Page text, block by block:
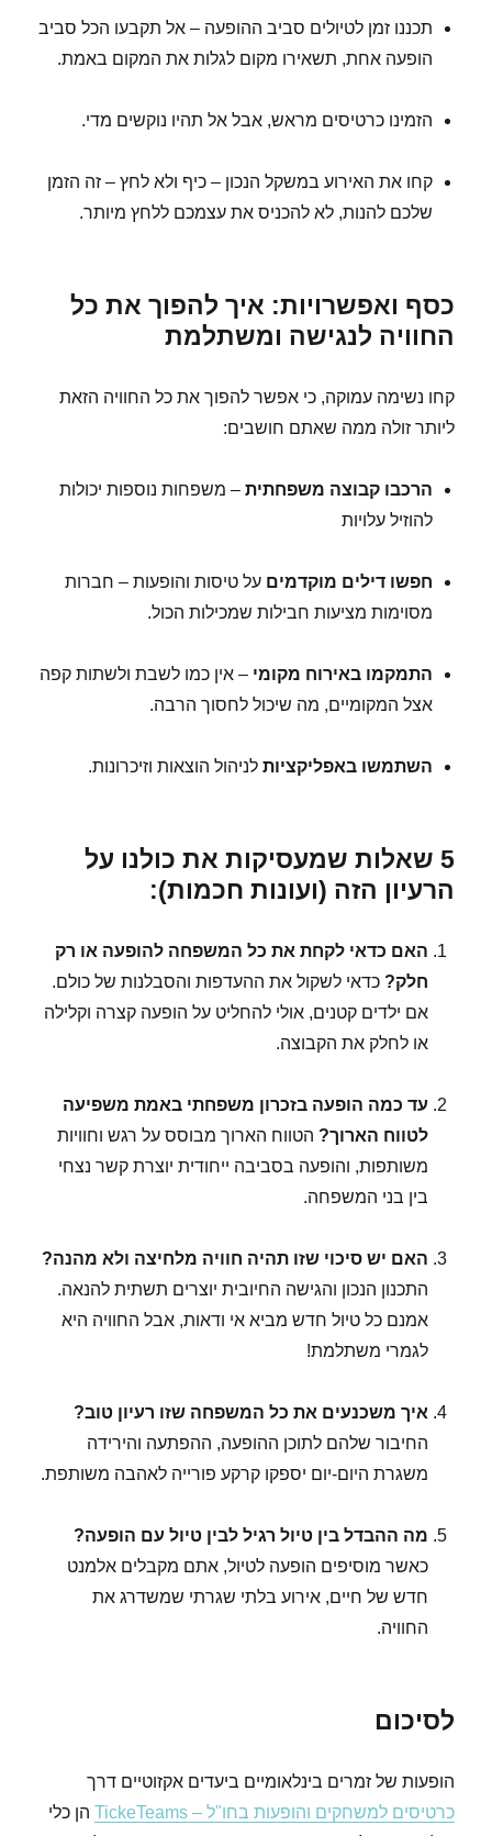
תכננו זמן לטיולים סביב ההופעה – אל תקבעו הכל סביב
הופעה אחת, תשאירו מקום לגלות את המקום באמת.
הזמינו כרטיסים מראש, אבל אל תהיו נוקשים מדי.
קחו את האירוע במשקל הנכון – כיף ולא לחץ – זה הזמן
שלכם להנות, לא להכניס את עצמכם ללחץ מיותר.
כסף ואפשרויות: איך להפוך את כל
החוויה לנגישה ומשתלמת
קחו נשימה עמוקה, כי אפשר להפוך את כל החוויה הזאת
ליותר זולה ממה שאתם חושבים:
הרכבו קבוצה משפחתית – משפחות נוספות יכולות
להוזיל עלויות
חפשו דילים מוקדמים על טיסות והופעות – חברות
מסוימות מציעות חבילות שמכילות הכול.
התמקמו באירוח מקומי – אין כמו לשבת ולשתות קפה
אצל המקומיים, מה שיכול לחסוך הרבה.
השתמשו באפליקציות לניהול הוצאות וזיכרונות.
5 שאלות שמעסיקות את כולנו על
הרעיון הזה (ועונות חכמות):
האם כדאי לקחת את כל המשפחה להופעה או רק
חלק? כדאי לשקול את ההעדפות והסבלנות של כולם.
אם ילדים קטנים, אולי להחליט על הופעה קצרה וקלילה
או לחלק את הקבוצה.
עד כמה הופעה בזכרון משפחתי באמת משפיעה
לטווח הארוך? הטווח הארוך מבוסס על רגש וחוויות
משותפות, והופעה בסביבה ייחודית יוצרת קשר נצחי
בין בני המשפחה.
האם יש סיכוי שזו תהיה חוויה מלחיצה ולא מהנה?
התכנון הנכון והגישה החיובית יוצרים תשתית להנאה.
אמנם כל טיול חדש מביא אי ודאות, אבל החוויה היא
לגמרי משתלמת!
איך משכנעים את כל המשפחה שזו רעיון טוב?
החיבור שלהם לתוכן ההופעה, ההפתעה והירידה
משגרת היום-יום יספקו קרקע פורייה לאהבה משותפת.
מה ההבדל בין טיול רגיל לבין טיול עם הופעה?
כאשר מוסיפים הופעה לטיול, אתם מקבלים אלמנט
חדש של חיים, אירוע בלתי שגרתי שמשדרג את
החוויה.
לסיכום
הופעות של זמרים בינלאומיים ביעדים אקזוטיים דרך
כרטיסים למשחקים והופעות בחו"ל – TickeTeams
הן כלי